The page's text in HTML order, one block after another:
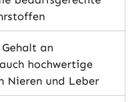
an
hochwertige
Nieren und Leber